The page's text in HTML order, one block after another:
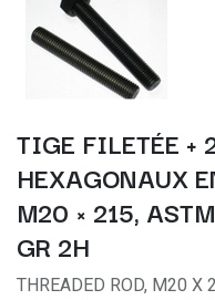
TIGE FILETÉE +
HEXAGONAUX
M20 × 215,
GR 2H
THREADED ROD, M20 X